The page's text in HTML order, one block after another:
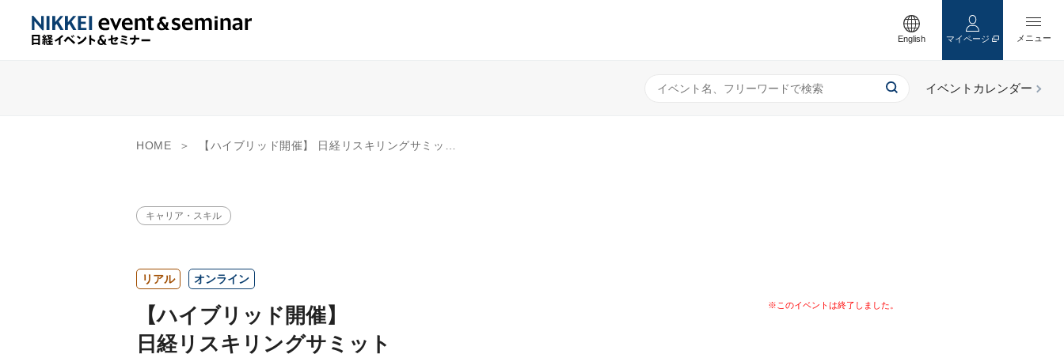
English マイページ
HOME 【ハイブリッド開催】 日経リスキリングサミット ～共に成長する社会の創出～
キャリア・スキル
リアル オンライン
【ハイブリッド開催】
日経リスキリングサミット